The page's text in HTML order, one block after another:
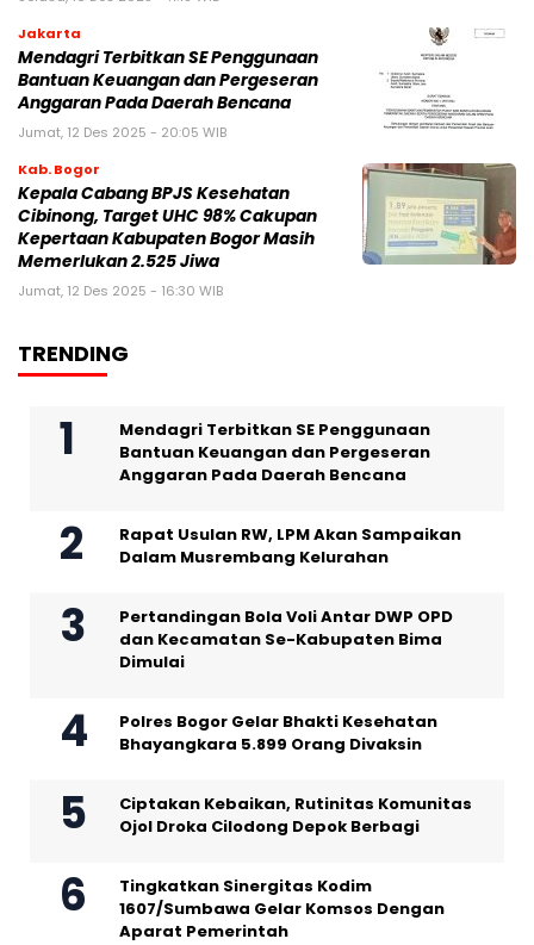
Jakarta
Mendagri Terbitkan SE Penggunaan
Bantuan Keuangan dan Pergeseran
Anggaran Pada Daerah Bencana
Jumat, 12 Des 2025 - 20:05 WIB
Kab. Bogor
Kepala Cabang BPJS Kesehatan
Cibinong, Target UHC 98% Cakupan
Kepertaan Kabupaten Bogor Masih
Memerlukan 2.525 Jiwa
Jumat, 12 Des 2025 - 16:30 WIB
TRENDING
Mendagri Terbitkan SE Penggunaan
Bantuan Keuangan dan Pergeseran
Anggaran Pada Daerah Bencana
Rapat Usulan RW, LPM Akan Sampaikan
Dalam Musrembang Kelurahan
Pertandingan Bola Voli Antar DWP OPD
dan Kecamatan Se-Kabupaten Bima
Dimulai
Polres Bogor Gelar Bhakti Kesehatan
Bhayangkara 5.899 Orang Divaksin
Ciptakan Kebaikan, Rutinitas Komunitas
Ojol Droka Cilodong Depok Berbagi
Tingkatkan Sinergitas Kodim
1607/Sumbawa Gelar Komsos Dengan
Aparat Pemerintah